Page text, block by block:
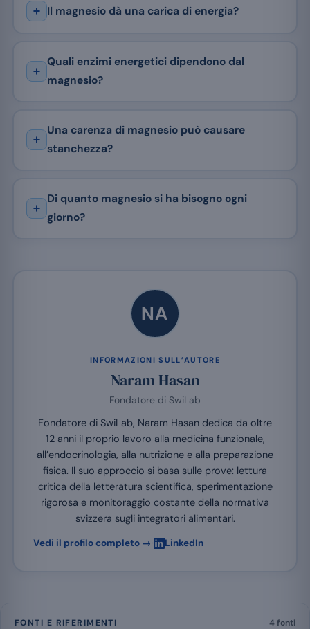
Il magnesio dà una carica di energia?
Quali enzimi energetici dipendono dal
magnesio?
Una carenza di magnesio può causare
stanchezza?
Di quanto magnesio si ha bisogno ogni
giorno?
NA
INFORMAZIONI SULL’AUTORE
Naram Hasan
Fondatore di SwiLab
Fondatore di SwiLab, Naram Hasan dedica da oltre
12 anni il proprio lavoro alla medicina funzionale,
all’endocrinologia, alla nutrizione e alla preparazione
fisica. Il suo approccio si basa sulle prove: lettura
critica della letteratura scientifica, sperimentazione
rigorosa e monitoraggio costante della normativa
svizzera sugli integratori alimentari.
Vedi il profilo completo → LinkedIn
FONTI E RIFERIMENTI 4 fonti